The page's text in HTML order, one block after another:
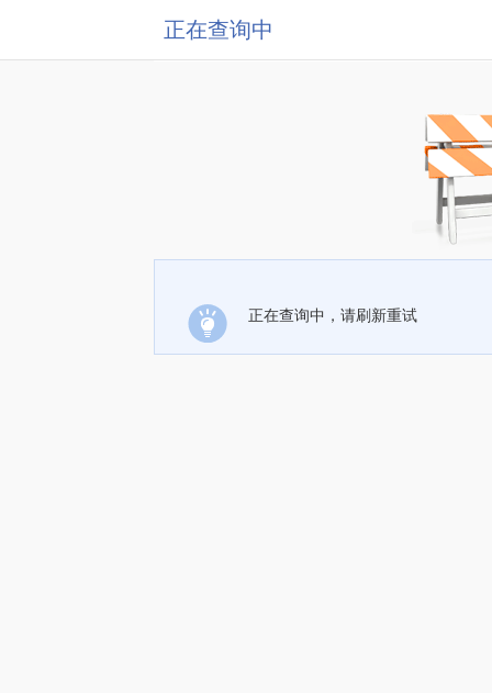
正在查询中
正在查询中，请刷新重试